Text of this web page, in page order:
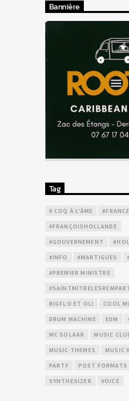
Bannière
Tag
# COQ À L'ÂME #FRANCE
#FRANÇOISHOLLANDE
#GOUVERNEMENT
#INFO #MARTIGUES
#PREMIER MINISTRE
BIGFLO ET OLI COOL
DRUM MACHINE EDM
MC SOLAAR MUSIC
MUSIC THEMES MUSIC
PARTY POST FORMATS
SYNTHESIZER VOICE